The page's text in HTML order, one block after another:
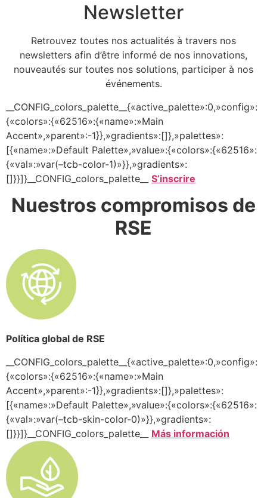
Newsletter
Retrouvez toutes nos actualités à travers nos
newsletters afin d’être informé de nos innovations,
nouveautés sur toutes nos solutions, participer à nos
événements.
__CONFIG_colors_palette__{«active_palette»:0,»config»:
{«colors»:{«62516»:{«name»:»Main
Accent»,»parent»:-1}},»gradients»:[]},»palettes»:
[{«name»:»Default Palette»,»value»:{«colors»:{«62516»:
{«val»:»var(–tcb-color-1)»}},»gradients»:
[]}}]}__CONFIG_colors_palette__ S’inscrire
Nuestros compromisos de
RSE
Política global de RSE
__CONFIG_colors_palette__{«active_palette»:0,»config»:
{«colors»:{«62516»:{«name»:»Main
Accent»,»parent»:-1}},»gradients»:[]},»palettes»:
[{«name»:»Default Palette»,»value»:{«colors»:{«62516»:
{«val»:»var(–tcb-skin-color-0)»}},»gradients»:
[]}}]}__CONFIG_colors_palette__ Más información